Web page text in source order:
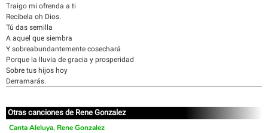
Traigo mi ofrenda a ti
Recíbela oh Dios.
Tú das semilla
A aquel que siembra
Y sobreabundantemente cosechará
Porque la lluvia de gracia y prosperidad
Sobre tus hijos hoy
Derramarás.
Otras canciones de Rene Gonzalez
Canta Aleluya, Rene Gonzalez